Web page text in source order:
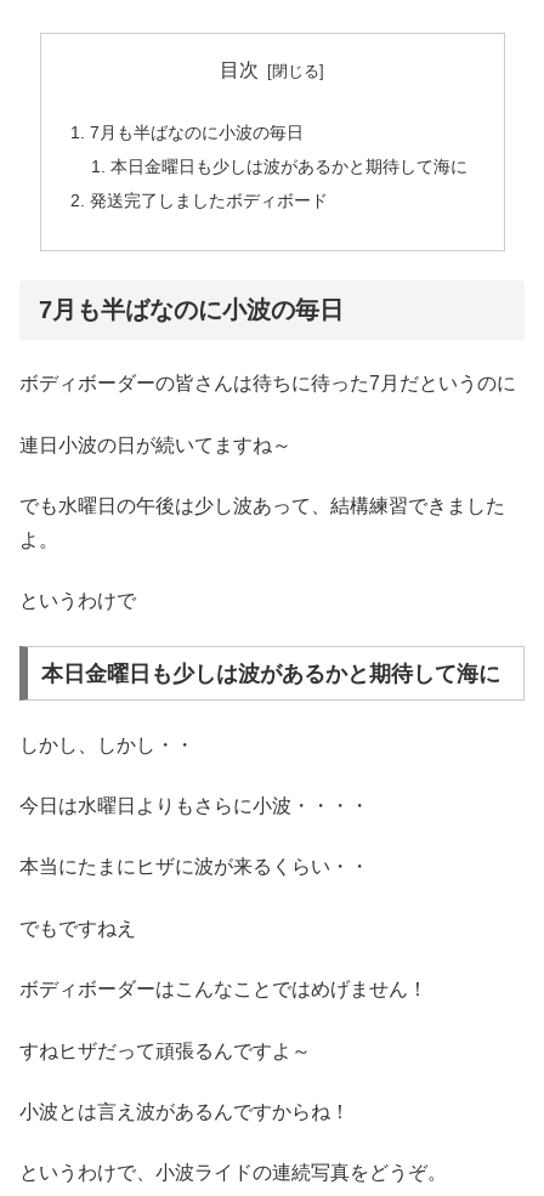
目次
7月も半ばなのに小波の毎日
本日金曜日も少しは波があるかと期待して海に
発送完了しましたボディボード
7月も半ばなのに小波の毎日
ボディボーダーの皆さんは待ちに待った7月だというのに
連日小波の日が続いてますね～
でも水曜日の午後は少し波あって、結構練習できました
よ。
というわけで
本日金曜日も少しは波があるかと期待して海に
しかし、しかし・・
今日は水曜日よりもさらに小波・・・・
本当にたまにヒザに波が来るくらい・・
でもですねえ
ボディボーダーはこんなことではめげません！
すねヒザだって頑張るんですよ～
小波とは言え波があるんですからね！
というわけで、小波ライドの連続写真をどうぞ。